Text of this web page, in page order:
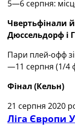
5—6 серпня:
Чвертьфінали
Дюссельдорф і
Пари плей-офф
—11 серпня (1/4
Фінал (Кельн)
21 серпня 2020
Ліга Європи